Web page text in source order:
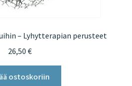
– Lyhytterapian perusteet
26,50 €
ostoskoriin